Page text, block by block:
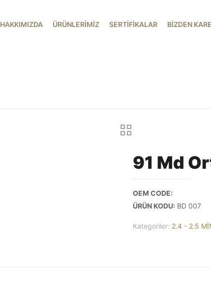
HAKKIMIZDA ÜRÜNLERİMİZ SERTİFİKALAR BİZDEN
91 Md
OEM CODE:
ÜRÜN KODU: BD 007
Kategoriler: 2.4 - 2.5